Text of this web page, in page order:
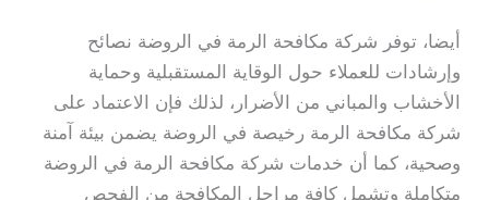
أيضا، توفر شركة مكافحة الرمة في الروضة نصائح
وإرشادات للعملاء حول الوقاية المستقبلية وحماية
الأخشاب والمباني من الأضرار، لذلك فإن الاعتماد على
شركة مكافحة الرمة رخيصة في الروضة يضمن بيئة آمنة
وصحية، كما أن خدمات شركة مكافحة الرمة في الروضة
متكاملة وتشمل كافة مراحل المكافحة من الفحص